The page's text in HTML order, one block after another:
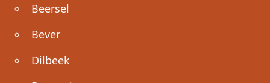
Beersel
Bever
Dilbeek